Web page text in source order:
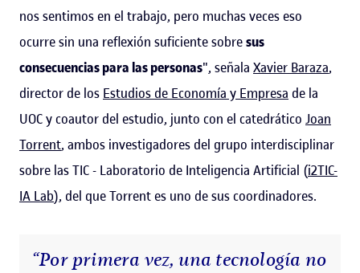
nos sentimos en el trabajo, pero muchas veces eso
ocurre sin una reflexión suficiente sobresus
consecuencias para las personas", señala Xavier Baraza,
director de los Estudios de Economía y Empresa de la
UOC y coautor del estudio, junto con el catedrático Joan
Torrent, ambos investigadores del grupo interdisciplinar
sobre las TIC - Laboratorio de Inteligencia Artificial (i2TIC-
IA Lab), del que Torrent es uno de sus coordinadores.
“Por primera vez, una tecnología no